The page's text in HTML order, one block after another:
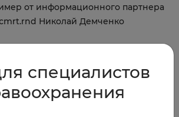
от информационного партнера
Николай Демченко
Следующая
специалистов